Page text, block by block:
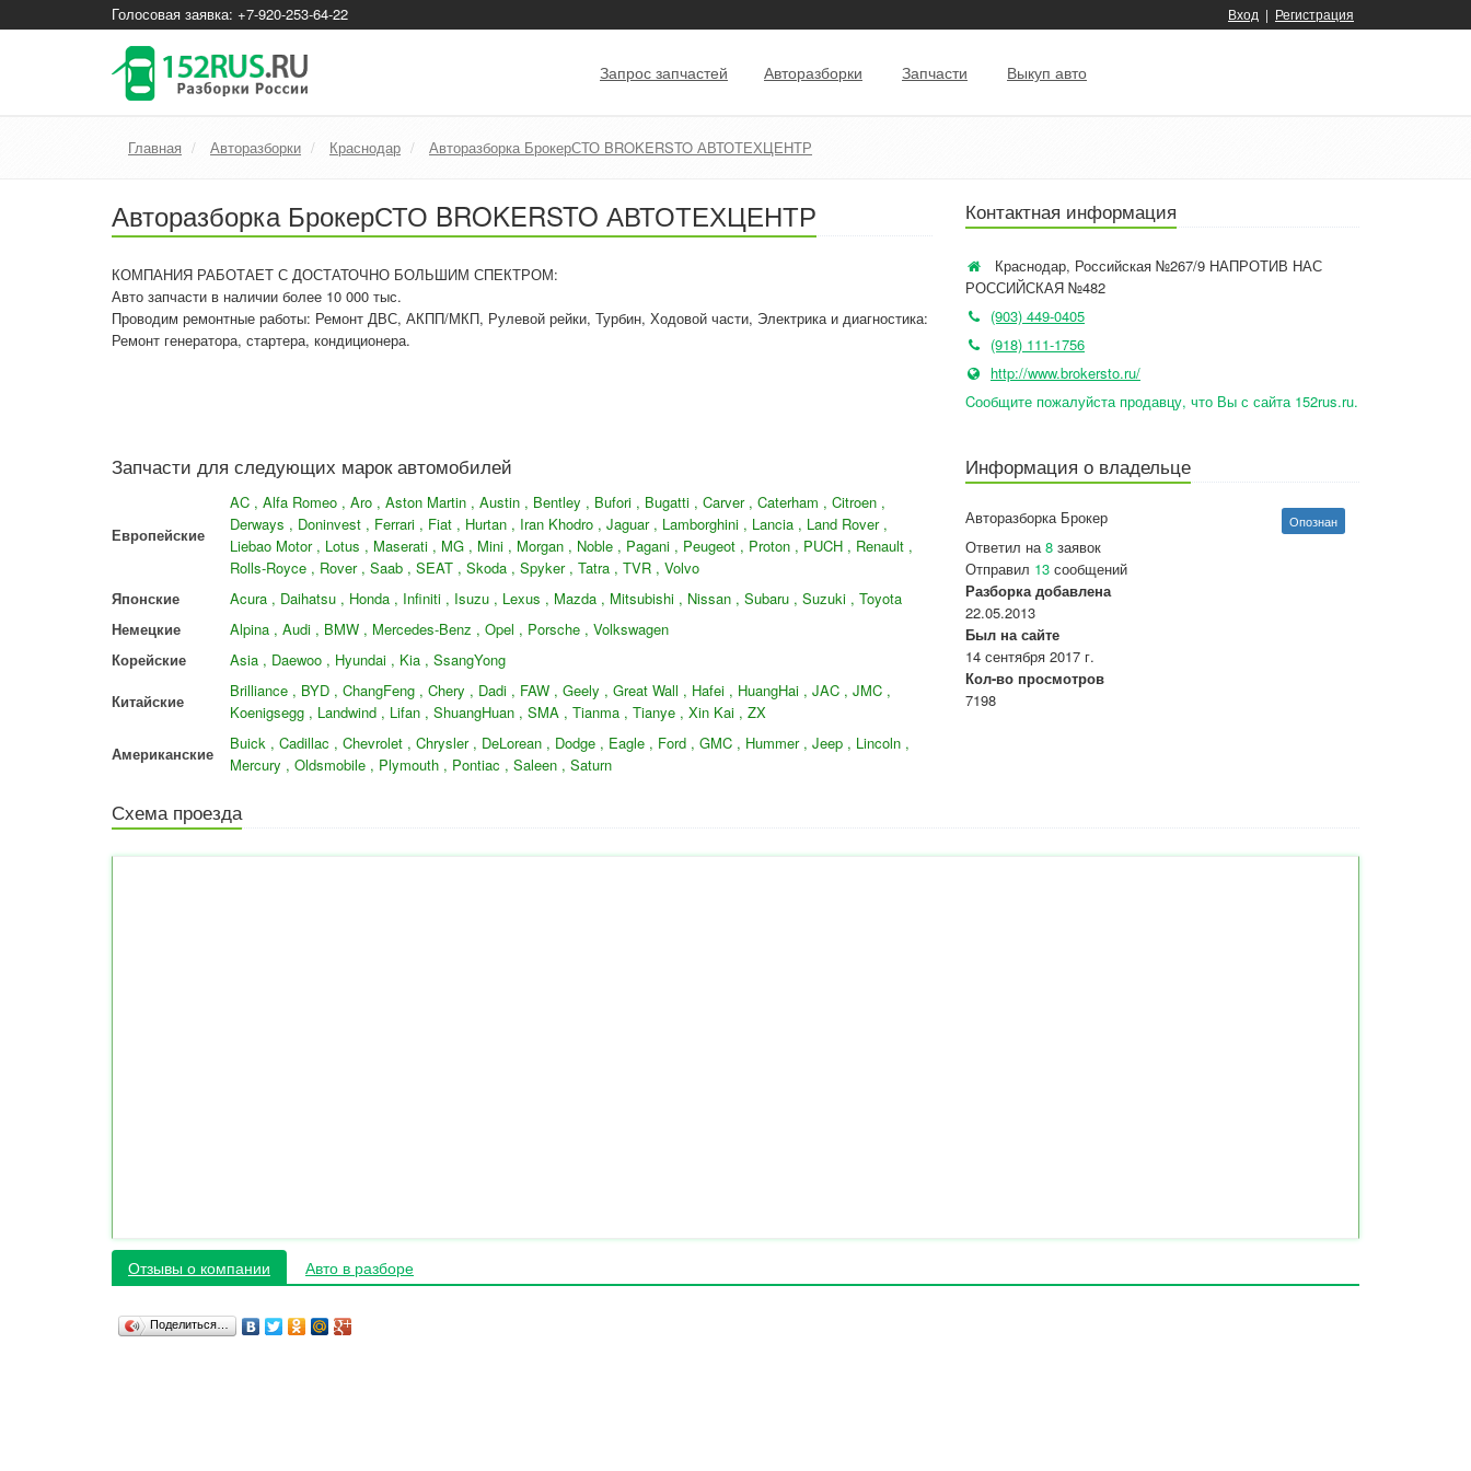
Голосовая заявка: +7-920-253-64-22 Вход | Регистрация
Запрос запчастей Авторазборки Запчасти Выкуп авто
Главная Авторазборки Краснодар Авторазборка БрокерСТО BROKERSTO АВТОТЕХЦЕНТР
Авторазборка БрокерСТО BROKERSTO АВТОТЕХЦЕНТР
КОМПАНИЯ РАБОТАЕТ С ДОСТАТОЧНО БОЛЬШИМ СПЕКТРОМ:
Авто запчасти в наличии более 10 000 тыс.
Проводим ремонтные работы: Ремонт ДВС, АКПП/МКП, Рулевой рейки, Турбин, Ходовой части, Электрика и диагностика:
Ремонт генератора, стартера, кондиционера.
Контактная информация
Краснодар, Российская №267/9 НАПРОТИВ НАС
РОССИЙСКАЯ №482
(903) 449-0405
(918) 111-1756
http://www.brokersto.ru/
Cообщите пожалуйста продавцу, что Вы с сайта 152rus.ru.
Запчасти для следующих марок автомобилей
Европейские
AC , Alfa Romeo , Aro , Aston Martin , Austin , Bentley , Bufori , Bugatti , Carver , Caterham , Citroen ,
Derways , Doninvest , Ferrari , Fiat , Hurtan , Iran Khodro , Jaguar , Lamborghini , Lancia , Land Rover ,
Liebao Motor , Lotus , Maserati , MG , Mini , Morgan , Noble , Pagani , Peugeot , Proton , PUCH , Renault ,
Rolls-Royce , Rover , Saab , SEAT , Skoda , Spyker , Tatra , TVR , Volvo
Японские
Acura , Daihatsu , Honda , Infiniti , Isuzu , Lexus , Mazda , Mitsubishi , Nissan , Subaru , Suzuki , Toyota
Немецкие
Alpina , Audi , BMW , Mercedes-Benz , Opel , Porsche , Volkswagen
Корейские
Asia , Daewoo , Hyundai , Kia , SsangYong
Китайские
Brilliance , BYD , ChangFeng , Chery , Dadi , FAW , Geely , Great Wall , Hafei , HuangHai , JAC , JMC ,
Koenigsegg , Landwind , Lifan , ShuangHuan , SMA , Tianma , Tianye , Xin Kai , ZX
Американские
Buick , Cadillac , Chevrolet , Chrysler , DeLorean , Dodge , Eagle , Ford , GMC , Hummer , Jeep , Lincoln ,
Mercury , Oldsmobile , Plymouth , Pontiac , Saleen , Saturn
Информация о владельце
Опознан
Авторазборка Брокер
Ответил на8 заявок
Отправил 13 сообщений
Разборка добавлена
22.05.2013
Был на сайте
14 сентября 2017 г.
Кол-во просмотров
7198
Схема проезда
Отзывы о компании Авто в разборе
Поделиться…